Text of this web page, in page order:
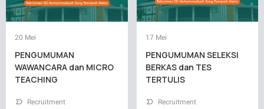
20 Mei
PENGUMUMAN
WAWANCARA dan MICRO
TEACHING
Recruitment
17 Mei
PENGUMUMAN SELEKSI
BERKAS dan TES
TERTULIS
Recruitment